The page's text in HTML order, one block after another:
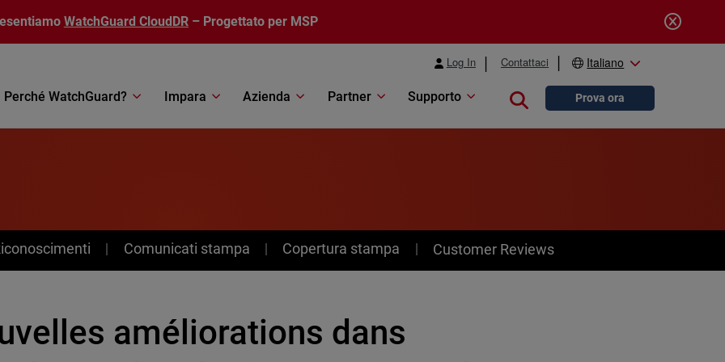
WatchGuard CloudDR – Progettato per MSP
Log In Contattaci Italiano
Perché WatchGuard? Impara Azienda Partner Supporto Close searchProva ora
Comunicati stampa Copertura stampa Customer Reviews
améliorations dans